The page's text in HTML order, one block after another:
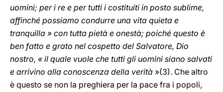
uomini; per i re e per tutti i costituiti in posto sublime,
affinché possiamo condurre una vita quieta e
tranquilla » con tutta pietà e onestà; poiché questo è
ben fatto e grato nel cospetto del Salvatore, Dio
nostro, « il quale vuole che tutti gli uomini siano salvati
e arrivino alla conoscenza della verità »(3). Che altro
è questo se non la preghiera per la pace fra i popoli,